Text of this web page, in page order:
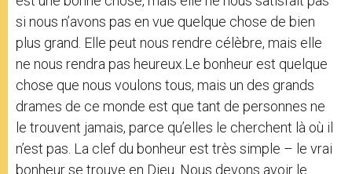
si nous n’avons pas en vue quelque chose de bien
plus grand. Elle peut nous rendre célèbre, mais elle
ne nous rendra pas heureux.Le bonheur est quelque
chose que nous voulons tous, mais un des grands
drames de ce monde est que tant de personnes ne
le trouvent jamais, parce qu’elles le cherchent là où il
n’est pas. La clef du bonheur est très simple – le vrai
bonheur se trouve en Dieu. Nous devons avoir le